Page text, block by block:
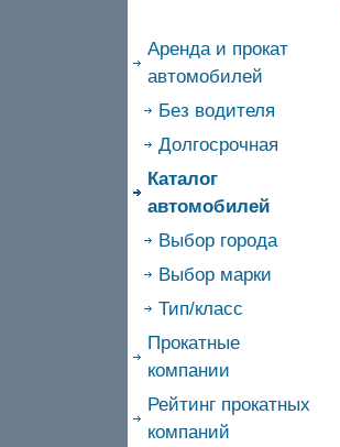
Аренда и прокат
автомобилей
Без водителя
Долгосрочная
Каталог
автомобилей
Выбор города
Выбор марки
Тип/класс
Прокатные
компании
Рейтинг прокатных
компаний